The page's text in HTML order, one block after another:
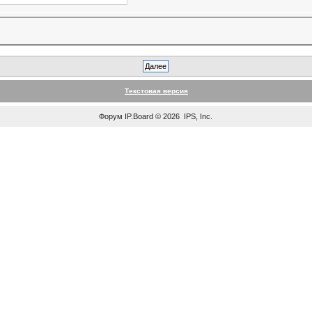
Текстовая версия
Форум IP.Board © 2026 IPS, Inc